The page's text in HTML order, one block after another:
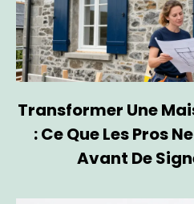
Transformer Une
: Ce Que Les Pros
Avant De